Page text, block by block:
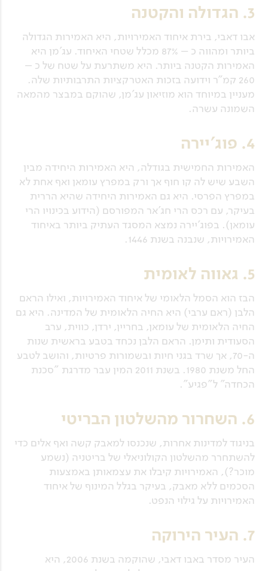
3. הגדולה והקטנה
אבו דאבי, בירת איחוד האמירויות, היא האמירות הגדולה
ביותר ומהווה כ – 87% מכלל שטחי האיחוד. עג'מן היא
האמירות הקטנה ביותר. היא משתרעת על שטח של כ –
260 קמ"ר וידועה בזכות האטרקציות התרבותיות שלה.
מעניין במיוחד הוא מוזיאון עג'מן, שהוקם במבצר מהמאה
השמונה עשרה.
4. פוג'יירה
האמירות החמישית בגודלה, היא האמירות היחידה מבין
השבע שיש לה קו חוף אך ורק במפרץ עומאן ואף אחת לא
במפרץ הפרסי. היא גם האמירות היחידה שהיא הררית
בעיקר, עם רכס הרי חג'אר המפורסם (הידוע בכינויו הרי
עומאן). בפוג'יירה נמצא המסגד העתיק ביותר באיחוד
האמירויות, שנבנה בשנת 1446.
5. גאווה לאומית
הבז הוא הסמל הלאומי של איחוד האמירויות, ואילו הראם
הלבן (ראם ערבי) היא החיה הלאומית של המדינה. היא גם
החיה הלאומית של עומאן, בחריין, ירדן, כווית, ערב
הסעודית ותימן. הראם הלבן נכחד בטבע בראשית שנות
ה-70, אך שרד בגני חיות ובשמורות פרטיות, והושב לטבע
החל משנת 1980. בשנת 2011 המין עבר מדרגת "סכנת
הכחדה" ל"פגיע".
6. השחרור מהשלטון הבריטי
בניגוד למדינות אחרות, שנכנסו למאבק קשה ואף אלים כדי
להשתחרר מהשלטון הקולוניאלי של בריטניה (נשמע
מוכר?), האמירויות קיבלו את עצמאותן באמצעות
הסכמים ללא מאבק, בעיקר בגלל המינוף של איחוד
האמירויות על גילוי הנפט.
7. העיר הירוקה
העיר מסדר באבו דאבי, שהוקמה בשנת 2006, היא